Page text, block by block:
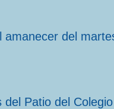
amanecer del
del Patio del